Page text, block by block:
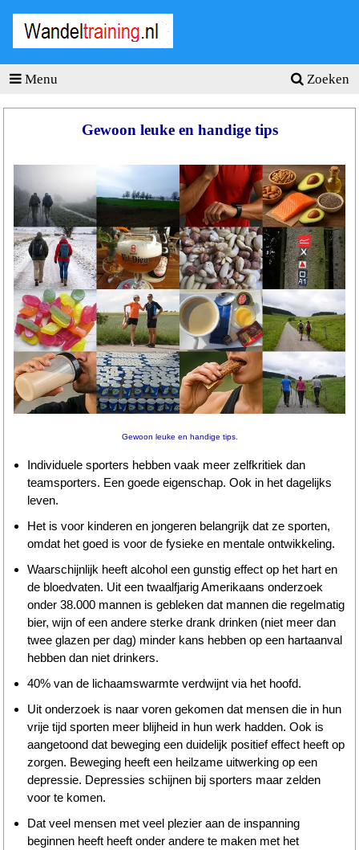
Menu Zoeken
Homepage
Wandelblessures
Hartslagmeter
Wandeltochten
Sportvoeding
Ideale
gewicht
Wandelen
Site
Gewoon leuke en handige tips
Gewoon leuke en handige tips.
Individuele sporters hebben vaak meer zelfkritiek dan
teamsporters. Een goede eigenschap. Ook in het dagelijks
leven.
Het is voor kinderen en jongeren belangrijk dat ze sporten,
omdat het goed is voor de fysieke en mentale ontwikkeling.
Waarschijnlijk heeft alcohol een gunstig effect op het hart en
de bloedvaten. Uit een twaalfjarig Amerikaans onderzoek
onder 38.000 mannen is gebleken dat mannen die regelmatig
bier, wijn of een andere sterke drank drinken (niet meer dan
twee glazen per dag) minder kans hebben op een hartaanval
hebben dan niet drinkers.
40% van de lichaamswarmte verdwijnt via het hoofd.
Uit onderzoek is naar voren gekomen dat mensen die in hun
vrije tijd sporten meer blijheid in hun werk hadden. Ook is
aangetoond dat beweging een duidelijk positief effect heeft op
zorgen. Beweging heeft een heilzame uitwerking op een
depressie. Depressies schijnen bij sporters maar zelden
voor te komen.
Dat veel mensen met veel plezier aan de inspanning
beginnen heeft heeft onder andere te maken met het